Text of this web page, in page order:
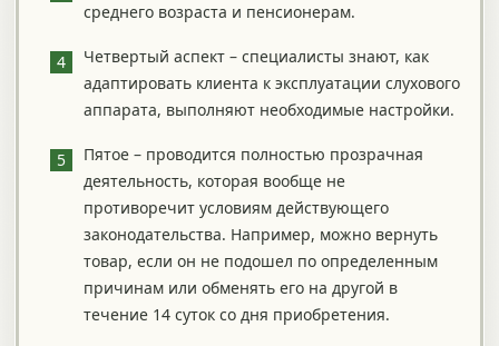
среднего возраста и пенсионерам.
Четвертый аспект – специалисты знают, как
адаптировать клиента к эксплуатации слухового
аппарата, выполняют необходимые настройки.
Пятое – проводится полностью прозрачная
деятельность, которая вообще не
противоречит условиям действующего
законодательства. Например, можно вернуть
товар, если он не подошел по определенным
причинам или обменять его на другой в
течение 14 суток со дня приобретения.